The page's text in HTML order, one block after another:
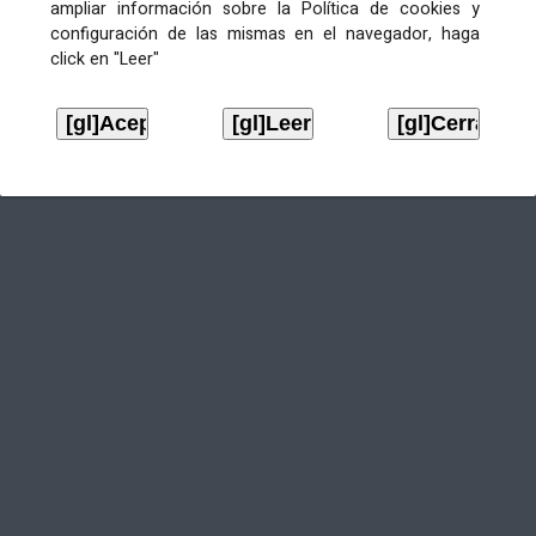
ampliar información sobre la Política de cookies y
configuración de las mismas en el navegador, haga
click en "Leer"